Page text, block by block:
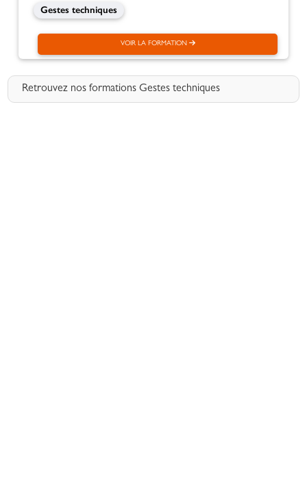
Gestes techniques
VOIR LA FORMATION
Retrouvez nos formations Gestes techniques